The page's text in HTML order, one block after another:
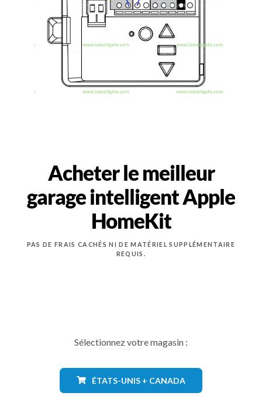
Acheter le meilleur
garage intelligent Apple
HomeKit
PAS DE FRAIS CACHÉS NI DE MATÉRIEL SUPPLÉMENTAIRE
REQUIS.
Sélectionnez votre magasin :
ÉTATS-UNIS + CANADA